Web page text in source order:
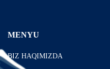
MENYU
BIZ HAQIMIZDA